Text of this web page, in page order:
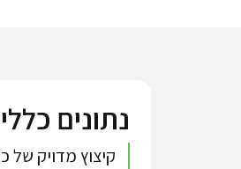
נתונים
קיצוץ מדויק של